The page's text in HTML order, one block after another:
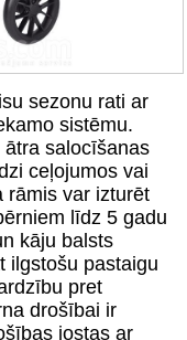
sezonu rati ar
sistēmu.
salocīšanas
ceļojumos vai
rāmis var izturēt
līdz 5 gadu
kāju balsts
ilgstošu pastaigu
pret
drošībai ir
jostas ar